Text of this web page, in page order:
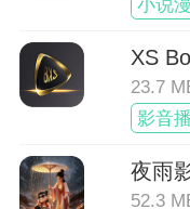
小说
XS
23.7
影音
夜雨
52.3